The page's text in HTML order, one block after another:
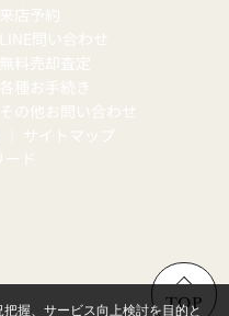
来店予約
LINE問い合わせ
無料売却査定
各種お手続き
その他お問い合わせ
サイトマップ
ド
TOP
握、サービス向上検討を目的と